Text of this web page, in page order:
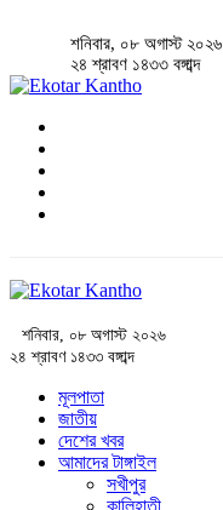
শনিবার, ০৮ অগাস্ট ২০২৬
২৪ শ্রাবণ ১৪৩৩ বঙ্গাব্দ
শনিবার, ০৮ অগাস্ট ২০২৬
২৪ শ্রাবণ ১৪৩৩ বঙ্গাব্দ
মূলপাতা
জাতীয়
দেশের খবর
আমাদের টাঙ্গাইল
সখীপুর
কালিহাতী